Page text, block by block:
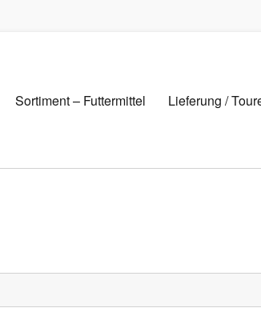
Sortiment – Futtermittel Lieferung /